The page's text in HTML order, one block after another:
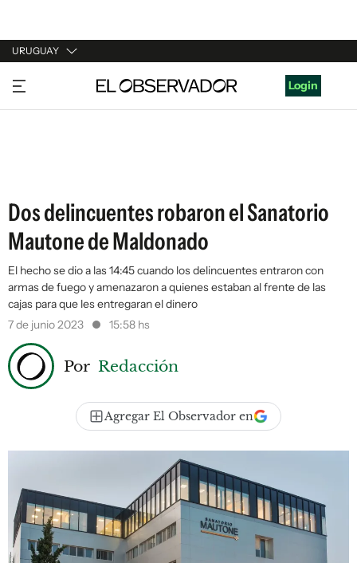
URUGUAY
URUGUAY
ARGENTINA
Login
Dos delincuentes robaron el Sanatorio
Mautone de Maldonado
El hecho se dio a las 14:45 cuando los delincuentes entraron con
armas de fuego y amenazaron a quienes estaban al frente de las
cajas para que les entregaran el dinero
7 de junio 2023
15:58 hs
Por Redacción
Agregar El Observador en